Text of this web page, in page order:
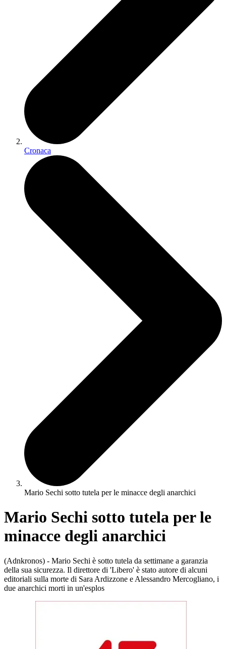
Cronaca
Mario Sechi sotto tutela per le minacce degli anarchici
Mario Sechi sotto tutela per le
minacce degli anarchici
(Adnkronos) - Mario Sechi è sotto tutela da settimane a garanzia
della sua sicurezza. Il direttore di 'Libero' è stato autore di alcuni
editoriali sulla morte di Sara Ardizzone e Alessandro Mercogliano, i
due anarchici morti in un'esplos